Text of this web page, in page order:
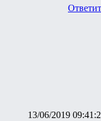
13/06/2019